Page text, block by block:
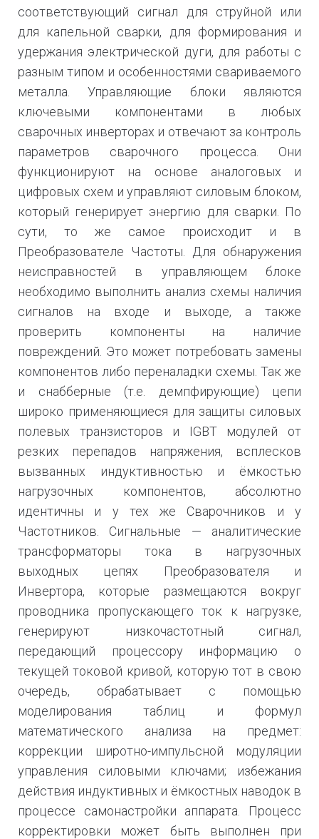
соответствующий сигнал для струйной или
для капельной сварки, для формирования и
удержания электрической дуги, для работы с
разным типом и особенностями свариваемого
металла. Управляющие блоки являются
ключевыми компонентами в любых
сварочных инверторах и отвечают за контроль
параметров сварочного процесса. Они
функционируют на основе аналоговых и
цифровых схем и управляют силовым блоком,
который генерирует энергию для сварки. По
сути, то же самое происходит и в
Преобразователе Частоты. Для обнаружения
неисправностей в управляющем блоке
необходимо выполнить анализ схемы наличия
сигналов на входе и выходе, а также
проверить компоненты на наличие
повреждений. Это может потребовать замены
компонентов либо переналадки схемы. Так же
и снабберные (т.е. демпфирующие) цепи
широко применяющиеся для защиты силовых
полевых транзисторов и IGBT модулей от
резких перепадов напряжения, всплесков
вызванных индуктивностью и ёмкостью
нагрузочных компонентов, абсолютно
идентичны и у тех же Сварочников и у
Частотников. Сигнальные — аналитические
трансформаторы тока в нагрузочных
выходных цепях Преобразователя и
Инвертора, которые размещаются вокруг
проводника пропускающего ток к нагрузке,
генерируют низкочастотный сигнал,
передающий процессору информацию о
текущей токовой кривой, которую тот в свою
очередь, обрабатывает с помощью
моделирования таблиц и формул
математического анализа на предмет:
коррекции широтно-импульсной модуляции
управления силовыми ключами; избежания
действия индуктивных и ёмкостных наводок в
процессе самонастройки аппарата. Процесс
корректировки может быть выполнен при